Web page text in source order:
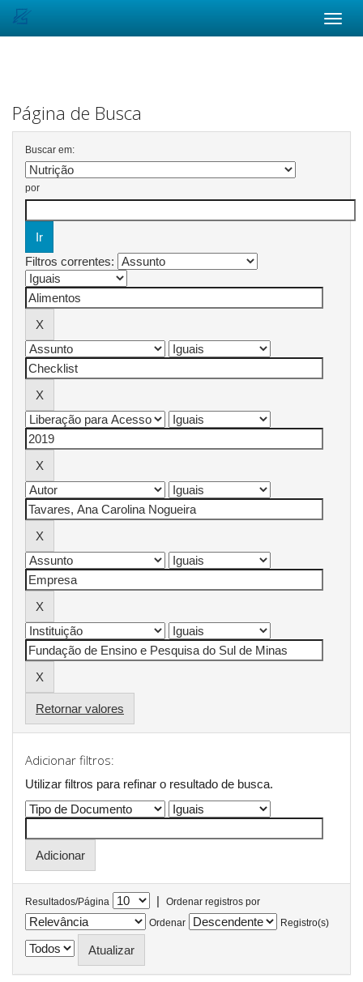
Página de Busca
Buscar em:
por
Filtros correntes:
Retornar valores
Adicionar filtros:
Utilizar filtros para refinar o resultado de busca.
Resultados/Página |
Ordenar registros por
Ordenar
Registro(s)